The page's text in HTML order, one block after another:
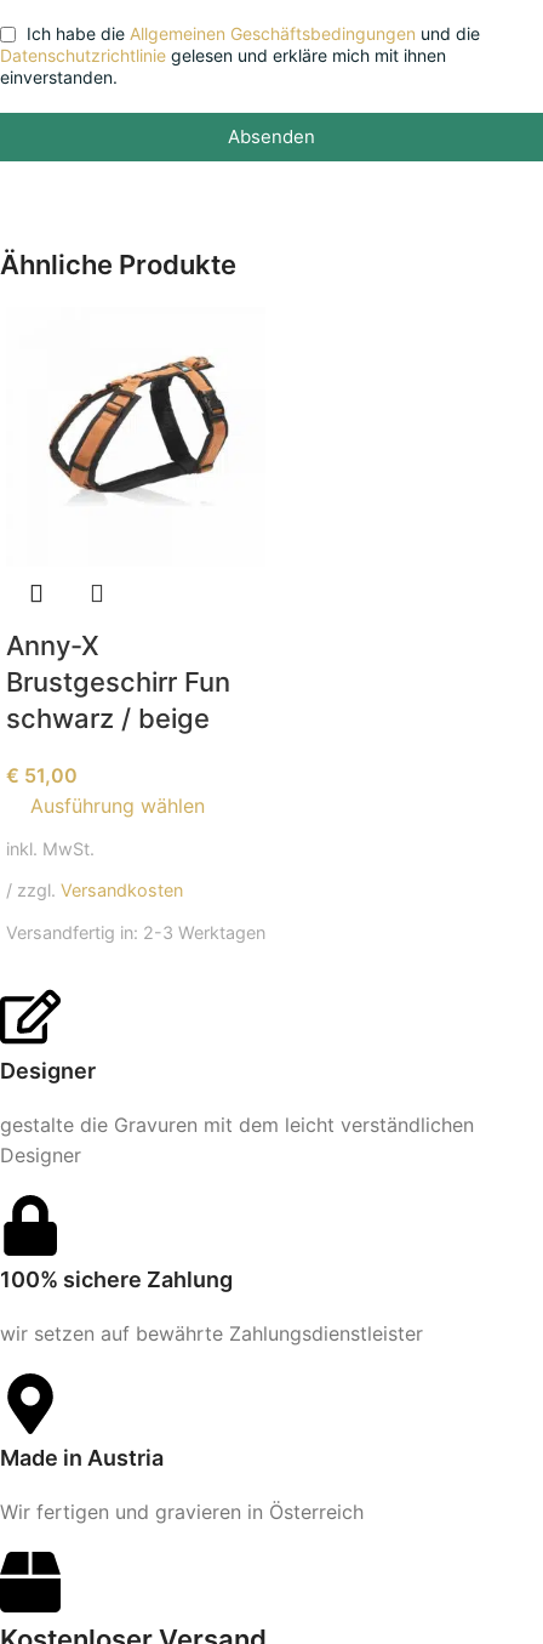
Ich habe die Allgemeinen Geschäftsbedingungen und die
Datenschutzrichtlinie gelesen und erkläre mich mit ihnen
einverstanden.
Absenden
Ähnliche Produkte
Anny-X
Brustgeschirr Fun
schwarz / beige
€ 51,00
Ausführung wählen
inkl. MwSt.
/ zzgl. Versandkosten
Versandfertig in: 2-3 Werktagen
Designer
gestalte die Gravuren mit dem leicht verständlichen
Designer
100% sichere Zahlung
wir setzen auf bewährte Zahlungsdienstleister
Made in Austria
Wir fertigen und gravieren in Österreich